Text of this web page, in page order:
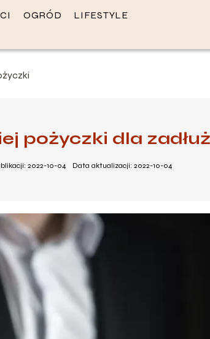
OGRÓD LIFESTYLE
pożyczki dla
2022-10-04 Data aktualizacji: 2022-10-04